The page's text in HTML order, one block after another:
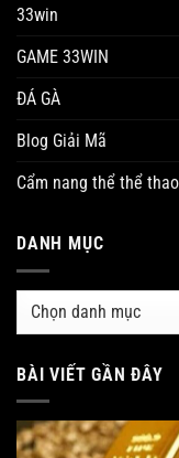
33win
GAME 33WIN
ĐÁ GÀ
Blog Giải Mã
Cẩm nang thể thể thao
DANH MỤC
Danh
BÀI VIẾT GẦN ĐÂY
Phân Tích Chuyên